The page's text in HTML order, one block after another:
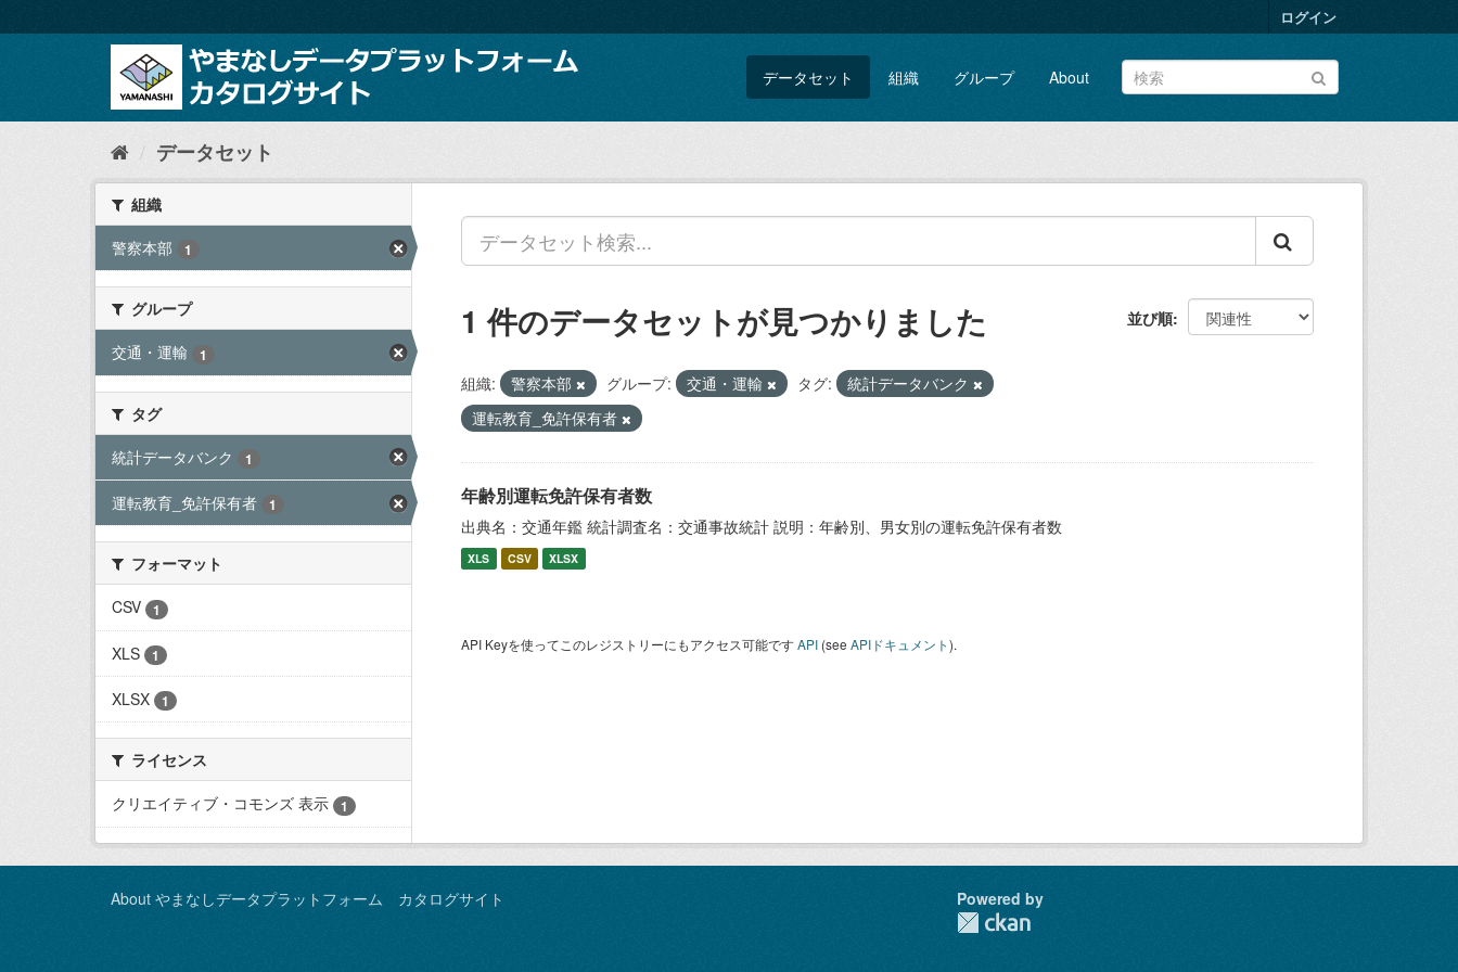
キ
て
ログイン
データセット 組織 グループ About
データセット
組織
警察本部
1
グループ
交通・運輸
1
タグ
統計データバンク
1
運転教育_免許保有者 1
フォーマット
CSV
1
XLS 1
XLSX 1
ライセンス
クリエイティブ・コモンズ 表示
1
並び順
1 件のデータセットが見つかりました
組織: 警察本部 グループ: 交通・運輸 タグ:
統計データバンク
運転教育_免許保有者
年齢別運転免許保有者数
出典名：交通年鑑 統計調査名：交通事故統計 説明：年齢別、男女別の運転免許保有者数
XLS CSV XLSX
API Keyを使ってこのレジストリーにもアクセス可能ですAPI (see APIドキュメント).
About やまなしデータプラットフォーム カタログサイト Powered by